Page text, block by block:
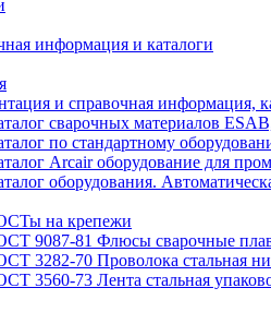
информация и каталоги
и справочная информация,
сварочных материалов
по стандартному
Arcair оборудование для
оборудования.
на крепежи
9087-81 Флюсы сварочные
3282-70 Проволока стальная
3560-73 Лента стальная